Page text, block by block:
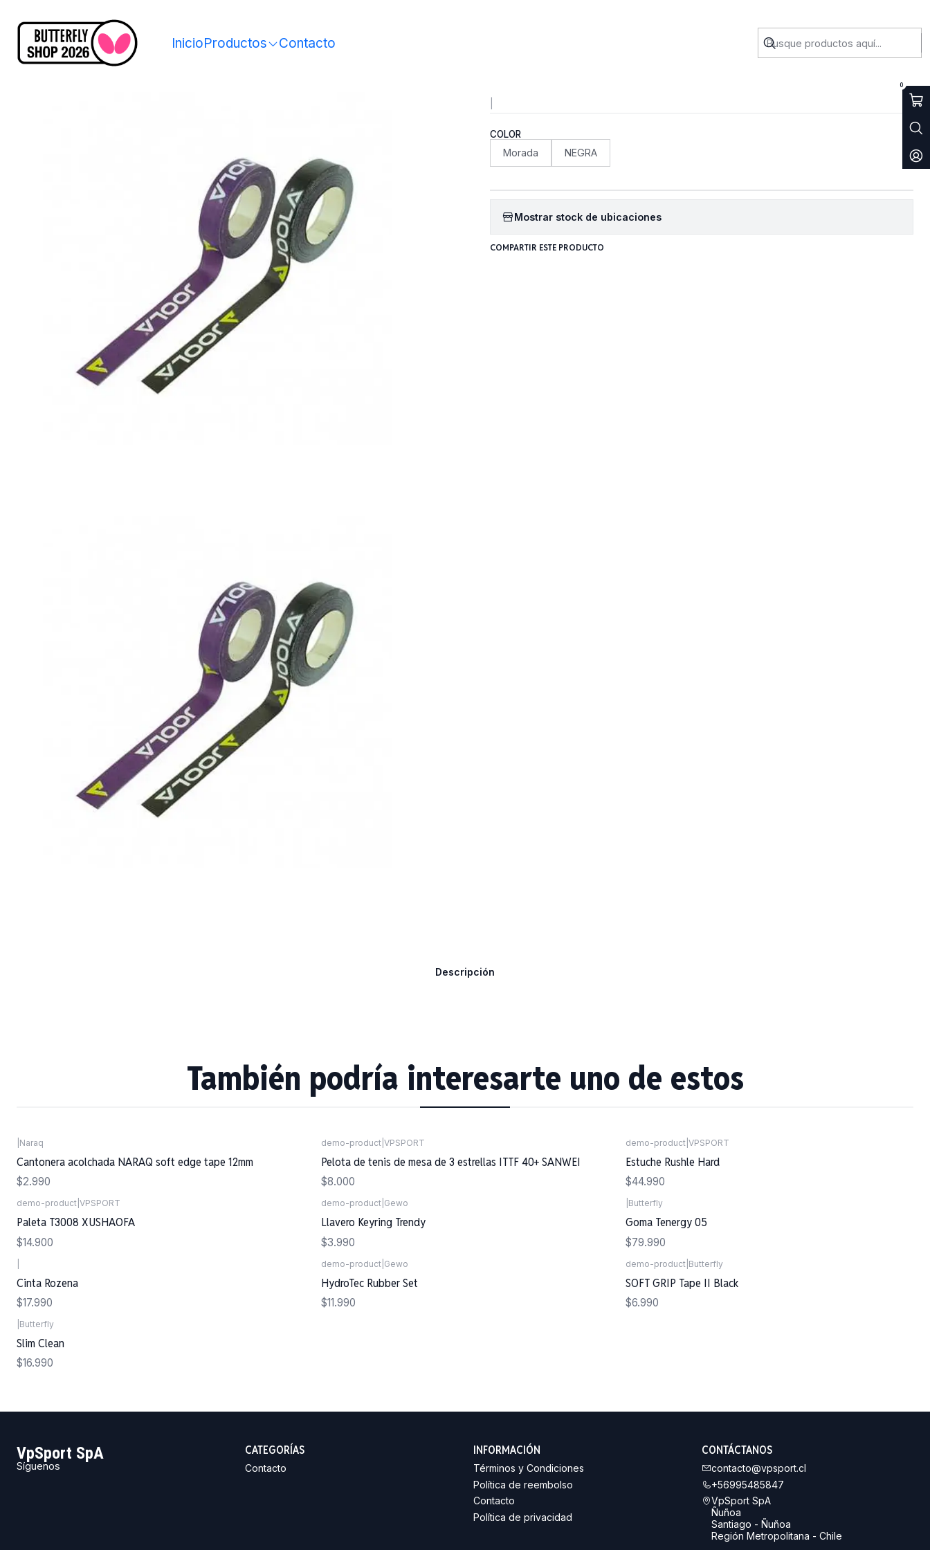
InicioProductos Contacto
0
COLOR
Morada NEGRA
Mostrar stock de ubicaciones
COMPARTIR ESTE PRODUCTO
Descripción
También podría interesarte uno de estos
Naraq
Cantonera acolchada NARAQ soft edge tape 12mm
$2.990
demo-product| VPSPORT
Pelota de tenis de mesa de 3 estrellas ITTF 40+ SANWEI
$8.000
demo-product| VPSPORT
Estuche Rushle Hard
$44.990
demo-product VPSPORT
Paleta T3008 XUSHAOFA
$14.900
demo-product| Gewo
Llavero Keyring Trendy
$3.990
Butterfly
Goma Tenergy 05
$79.990
Cinta Rozena
$17.990
demo-product| Gewo
HydroTec Rubber Set
$11.990
demo-product| Butterfly
SOFT GRIP Tape II Black
$6.990
Butterfly
Slim Clean
$16.990
VpSport SpA
Síguenos
CATEGORÍAS
Contacto
INFORMACIÓN
Términos y Condiciones
Política de reembolso
Contacto
Política de privacidad
CONTÁCTANOS
contacto@vpsport.cl
+56995485847
VpSport SpA
Ñuñoa
Santiago - Ñuñoa
Región Metropolitana - Chile